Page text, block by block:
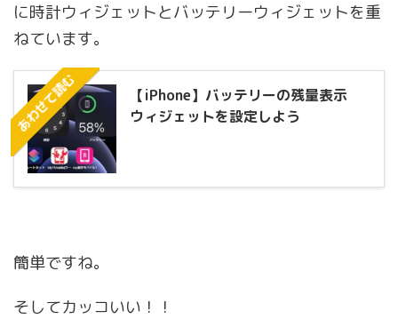
に時計ウィジェットとバッテリーウィジェットを重
ねています。
あわせて読む
【iPhone】バッテリーの残量表示
ウィジェットを設定しよう
簡単ですね。
そしてカッコいい！！